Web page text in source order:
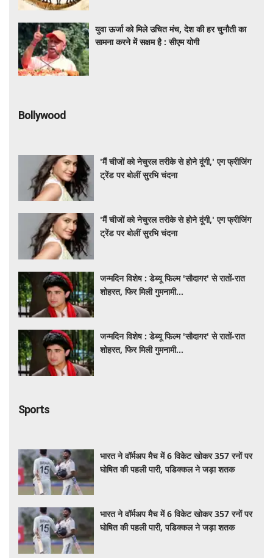
युवा ऊर्जा को मिले उचित मंच, देश की हर चुनौती का
सामना करने में सक्षम है : सीएम योगी
Bollywood
'मैं चीजों को नेचुरल तरीके से होने दूंगी,' एग फ्रीजिंग
ट्रेंड पर बोलीं सुरभि चंदना
'मैं चीजों को नेचुरल तरीके से होने दूंगी,' एग फ्रीजिंग
ट्रेंड पर बोलीं सुरभि चंदना
जन्मदिन विशेष : डेब्यू फिल्म 'सौदागर' से रातों-रात
शोहरत, फिर मिली गुमनामी...
जन्मदिन विशेष : डेब्यू फिल्म 'सौदागर' से रातों-रात
शोहरत, फिर मिली गुमनामी...
Sports
भारत ने वॉर्मअप मैच में 6 विकेट खोकर 357 रनों पर
घोषित की पहली पारी, पडिक्कल ने जड़ा शतक
भारत ने वॉर्मअप मैच में 6 विकेट खोकर 357 रनों पर
घोषित की पहली पारी, पडिक्कल ने जड़ा शतक